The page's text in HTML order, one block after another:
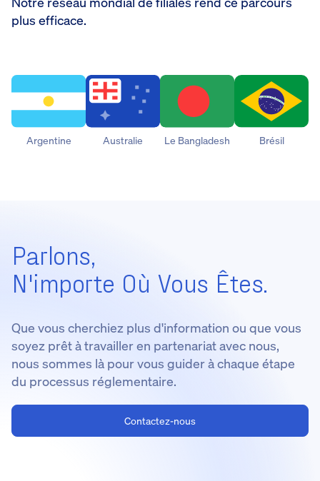
plus efficace.
Argentine Australie Le Bangladesh Brésil
Parlons,
N'importe Où Vous Êtes.
Que vous cherchiez plus d'information ou que vous
soyez prêt à travailler en partenariat avec nous,
nous sommes là pour vous guider à chaque étape
du processus réglementaire.
Contactez-nous